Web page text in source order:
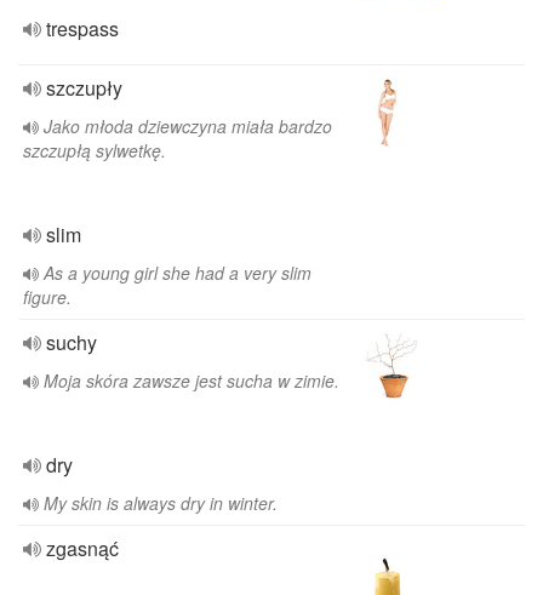
trespass
szczupły
Jako młoda dziewczyna miała bardzo
szczupłą sylwetkę.
slim
As a young girl she had a very slim
figure.
suchy
Moja skóra zawsze jest sucha w zimie.
dry
My skin is always dry in winter.
zgasnąć